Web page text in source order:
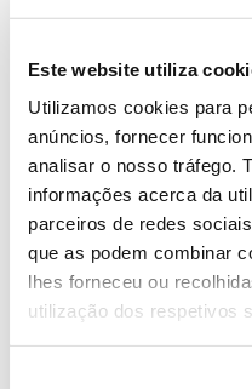
Este website utiliza
Utilizamos cookies para
anúncios, fornecer
analisar o nosso tráfego.
informações acerca da
parceiros de redes
que as podem combinar
lhes forneceu ou
utilização dos respetivos
2015
2016
2017
2018
Total